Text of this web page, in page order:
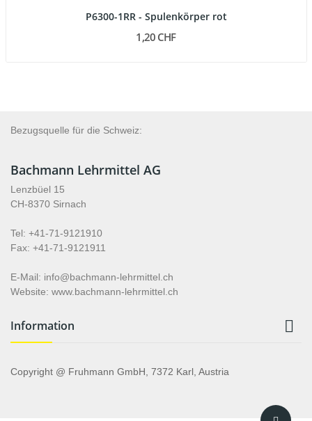
P6300-1RR - Spulenkörper rot
1,20 CHF
Bezugsquelle für die Schweiz:
Bachmann Lehrmittel AG
Lenzbüel 15
CH-8370 Sirnach
Tel: +41-71-9121910
Fax: +41-71-9121911
E-Mail: info@bachmann-lehrmittel.ch
Website: www.bachmann-lehrmittel.ch
Information 
Copyright @ Fruhmann GmbH, 7372 Karl, Austria